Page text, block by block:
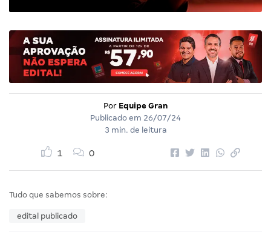
Por Equipe Gran
Publicado em 26/07/24
3 min. de leitura
1 0
Tudo que sabemos sobre:
edital publicado